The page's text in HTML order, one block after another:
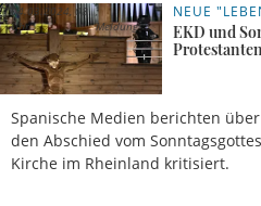
NEUE
EKD und
Spanische Medien berichten
den Abschied vom
Kirche im Rheinland kritisiert.
04.03.2024, 08
Uhr
Meldung